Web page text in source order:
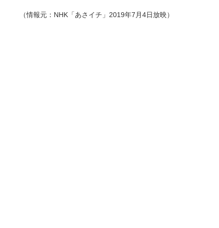
（情報元：NHK「あさイチ」2019年7月4日放映）